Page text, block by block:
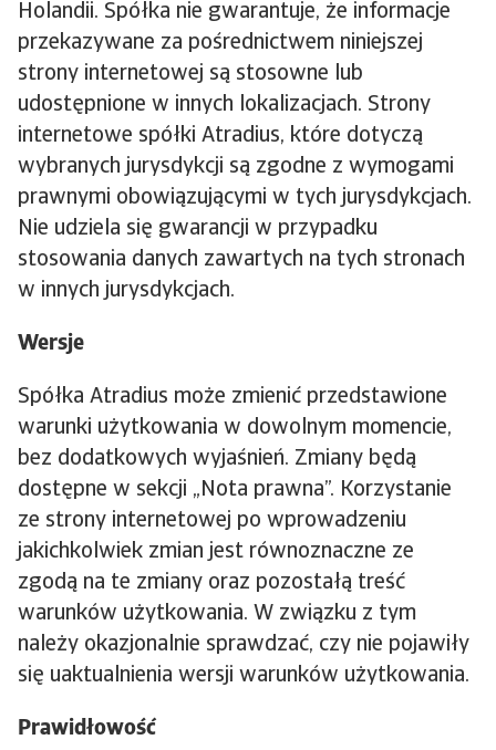
Holandii. Spółka nie gwarantuje, że informacje
przekazywane za pośrednictwem niniejszej
strony internetowej są stosowne lub
udostępnione w innych lokalizacjach. Strony
internetowe spółki Atradius, które dotyczą
wybranych jurysdykcji są zgodne z wymogami
prawnymi obowiązującymi w tych jurysdykcjach.
Nie udziela się gwarancji w przypadku
stosowania danych zawartych na tych stronach
w innych jurysdykcjach.
Wersje
Spółka Atradius może zmienić przedstawione
warunki użytkowania w dowolnym momencie,
bez dodatkowych wyjaśnień. Zmiany będą
dostępne w sekcji „Nota prawna”. Korzystanie
ze strony internetowej po wprowadzeniu
jakichkolwiek zmian jest równoznaczne ze
zgodą na te zmiany oraz pozostałą treść
warunków użytkowania. W związku z tym
należy okazjonalnie sprawdzać, czy nie pojawiły
się uaktualnienia wersji warunków użytkowania.
Prawidłowość